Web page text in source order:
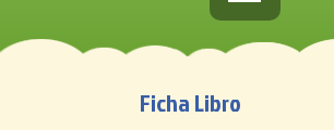
Inicio
Registro
Ficha Libro